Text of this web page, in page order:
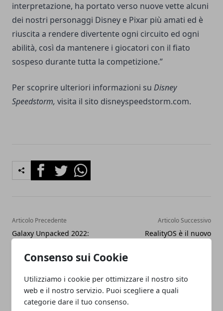
Consenso sui Cookie
Utilizziamo i cookie per ottimizzare il nostro sito
web e il nostro servizio. Puoi scegliere a quali
categorie dare il tuo consenso.
interpretazione, ha portato verso nuove vette alcuni
dei nostri personaggi Disney e Pixar più amati ed è
riuscita a rendere divertente ogni circuito ed ogni
abilità, così da mantenere i giocatori con il fiato
sospeso durante tutta la competizione.”
Per scoprire ulteriori informazioni su Disney
Speedstorm, visita il sito disneyspeedstorm.com.
FacebookTwitterWhatsapp
Articolo Precedente
Galaxy Unpacked 2022:
S22 ai nuovi tablet
Articolo Successivo
RealityOS è il nuovo
misterioso sistema